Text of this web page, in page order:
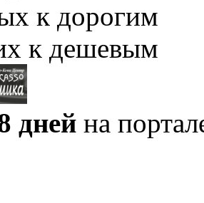
к дорогим
к дешевым
дней на